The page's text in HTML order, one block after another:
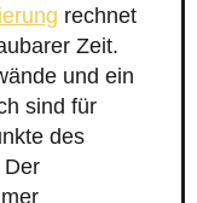
rechnet
Zeit.
und ein
sind für
des
Der